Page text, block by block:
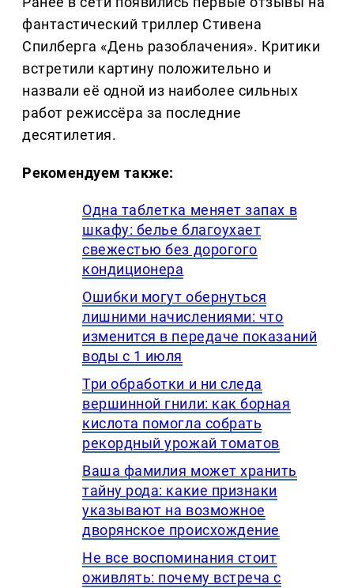
фантастический триллер Стивена
Спилберга «День разоблачения». Критики
встретили картину положительно и
назвали её одной из наиболее сильных
работ режиссёра за последние
десятилетия.
Рекомендуем также:
Одна таблетка меняет запах в
шкафу: белье благоухает
свежестью без дорогого
кондиционера
Ошибки могут обернуться
лишними начислениями: что
изменится в передаче показаний
воды с 1 июля
Три обработки и ни следа
вершинной гнили: как борная
кислота помогла собрать
рекордный урожай томатов
Ваша фамилия может хранить
тайну рода: какие признаки
указывают на возможное
дворянское происхождение
Не все воспоминания стоит
оживлять: почему встреча с